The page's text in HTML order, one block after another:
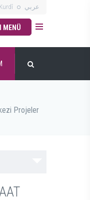
Kurdî عربي
MENÜ
Projeler